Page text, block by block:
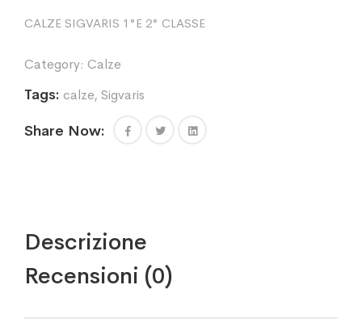
CALZE SIGVARIS 1°E 2° CLASSE
Category: Calze
Tags: calze, Sigvaris
Share Now:
Descrizione
Recensioni (0)